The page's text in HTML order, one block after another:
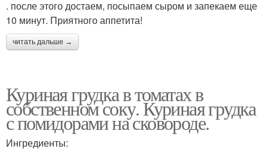
. после этого достаем, посыпаем сыром и запекаем еще
10 минут. Приятного аппетита!
читать дальше →
Куриная грудка в томатах в
собственном соку. Куриная грудка
с помидорами на сковороде.
Ингредиенты: